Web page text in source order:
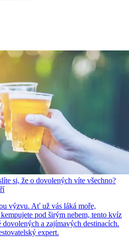
si, že o dovolených víte všechno?
výzvu. Ať už vás láká moře,
pod širým nebem, tento kvíz
dovolených a zajímavých destinacích.
expert.